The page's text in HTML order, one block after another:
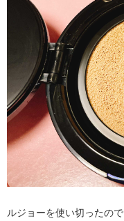
ルジョーを使い切ったので